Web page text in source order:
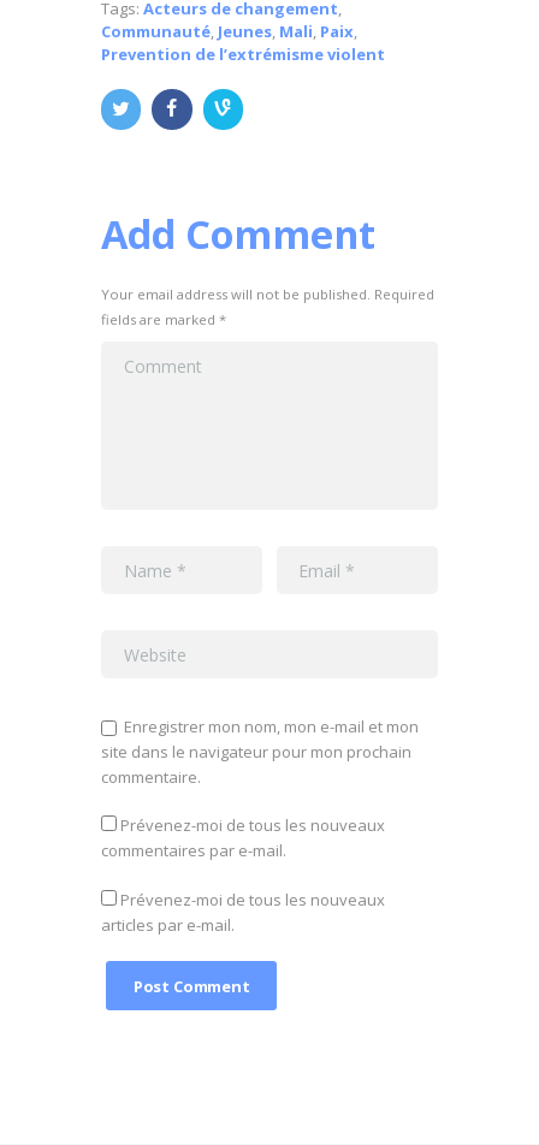
Tags: Acteurs de changement,
Communauté, Jeunes, Mali, Paix,
Prevention de l’extrémisme violent
Add Comment
Your email address will not be published. Required
fields are marked *
Enregistrer mon nom, mon e-mail et mon
site dans le navigateur pour mon prochain
commentaire.
Prévenez-moi de tous les nouveaux
commentaires par e-mail.
Prévenez-moi de tous les nouveaux
articles par e-mail.